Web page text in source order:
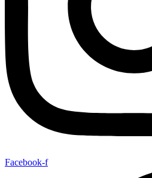
Facebook-f